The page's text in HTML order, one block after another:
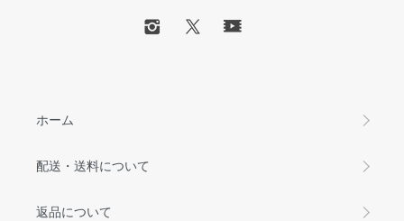
ホーム
配送・送料について
返品について